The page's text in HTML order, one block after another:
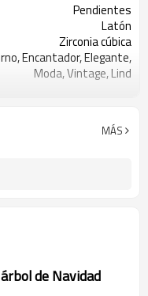
Pendientes
Latón
Zirconia cúbica
Encantador, Elegante,
Moda, Vintage, Lind
3-7 días
MÁS
de Navidad